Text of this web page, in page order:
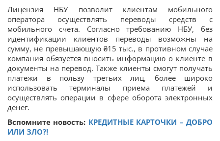
Лицензия НБУ позволит клиентам мобильного
оператора осуществлять переводы средств с
мобильного счета. Согласно требованию НБУ, без
идентификации клиентов переводы возможны на
сумму, не превышающую ₴15 тыс., в противном случае
компания обязуется вносить информацию о клиенте в
документы на перевод. Также клиенты смогут получать
платежи в пользу третьих лиц, более широко
использовать терминалы приема платежей и
осуществлять операции в сфере оборота электронных
денег.
Вспомните новость: КРЕДИТНЫЕ КАРТОЧКИ – ДОБРО
ИЛИ ЗЛО?!